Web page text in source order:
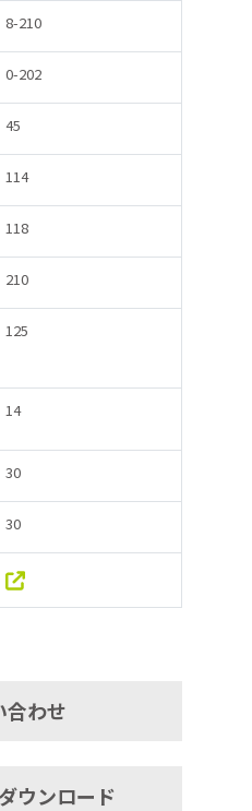
8-210
0-202
45
114
118
210
125
14
30
30
合わせ
ウンロード